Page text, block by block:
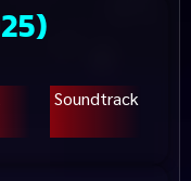
Soundtrack